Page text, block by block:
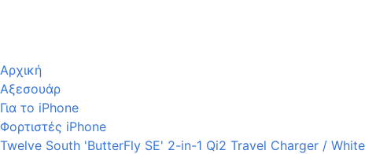
Αρχική
Αξεσουάρ
Για το iPhone
Φορτιστές iPhone
Twelve South 'ButterFly SE' 2-in-1 Qi2 Travel Charger / White